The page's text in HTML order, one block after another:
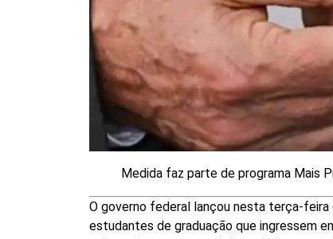
Medida faz parte de programa Mais
O governo federal lançou nesta terça-feira
estudantes de graduação que ingressem